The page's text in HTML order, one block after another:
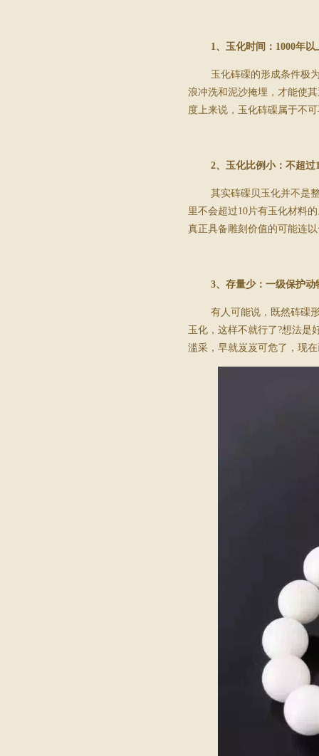
1、玉化时间： 1000年以
玉化砗磲的形成条件极
浪冲洗和泥沙掩埋，才能使
度上来说，玉化砗磲属于不
2、玉化比例小：不超过
其实砗磲贝玉化并不是
里不会超过10片有玉化材料
真正具备雕刻价值的可能连
3、存量少：一级保护动
有人可能说，既然砗磲
玉化，这样不就行了?想法是
滥采，早就岌岌可危了，现